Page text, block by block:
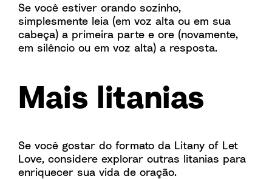
Se você estiver orando sozinho,
simplesmente leia (em voz alta ou em sua
cabeça) a primeira parte e ore (novamente,
em silêncio ou em voz alta) a resposta.
Mais litanias
Se você gostar do formato da Litany of Let
Love, considere explorar outras litanias para
enriquecer sua vida de oração.